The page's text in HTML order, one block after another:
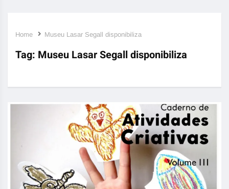
Home Museu Lasar Segall disponibiliza
Tag: Museu Lasar Segall disponibiliza